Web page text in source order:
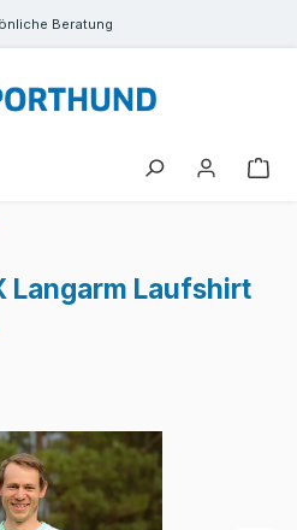
Beratung
Langarm Laufshirt